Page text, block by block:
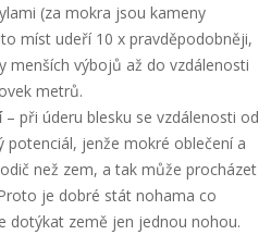
(za mokra jsou kameny
míst udeří 10 x pravděpodobněji,
menších výbojů až do vzdálenosti
metrů.
– při úderu blesku se vzdálenosti od
potenciál, jenže mokré oblečení a
než zem, a tak může procházet
je dobré stát nohama co
dotýkat země jen jednou nohou.